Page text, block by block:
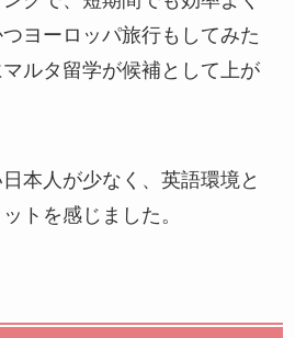
ヨーロッパ旅行もしてみた
ルタ留学が候補として上が
本人が少なく、英語環境と
トを感じました。